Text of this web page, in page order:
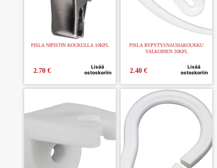
PISLA NIPISTIN KOUKULLA 10KPL
2.70€
Lisää
ostoskoriin
PISLA RYPYTYSNAUHAKOUKKU
VALKOINEN 20KPL
2.40€
Lisää
ostoskoriin